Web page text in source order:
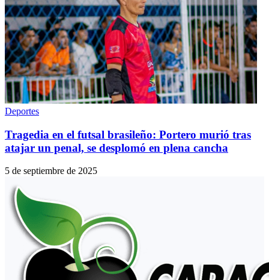
Deportes
Tragedia en el futsal brasileño: Portero murió tras
atajar un penal, se desplomó en plena cancha
5 de septiembre de 2025